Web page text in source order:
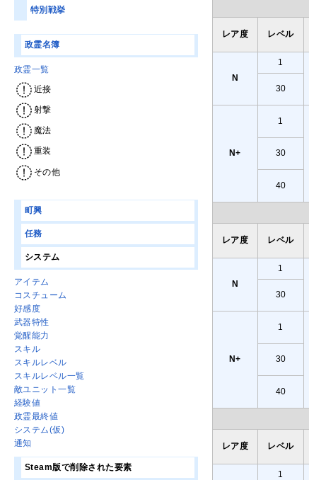
レア度 レベル
N
1
30
N+
1
30
40
レア度 レベル
N
1
30
N+
1
30
40
レア度 レベル
1
特別戦挙
政霊名簿
政霊一覧
近接
射撃
魔法
重装
その他
町興
任務
システム
アイテム
コスチューム
好感度
武器特性
覚醒能力
スキル
スキルレベル
スキルレベル一覧
敵ユニット一覧
経験値
政霊最終値
システム(仮)
通知
Steam版で削除された要素